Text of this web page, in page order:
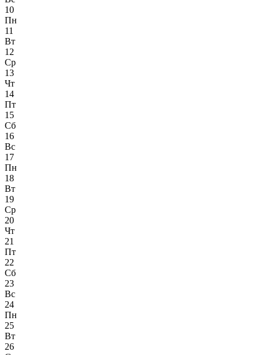
10
Пн
11
Вт
12
Ср
13
Чт
14
Пт
15
Сб
16
Вс
17
Пн
18
Вт
19
Ср
20
Чт
21
Пт
22
Сб
23
Вс
24
Пн
25
Вт
26